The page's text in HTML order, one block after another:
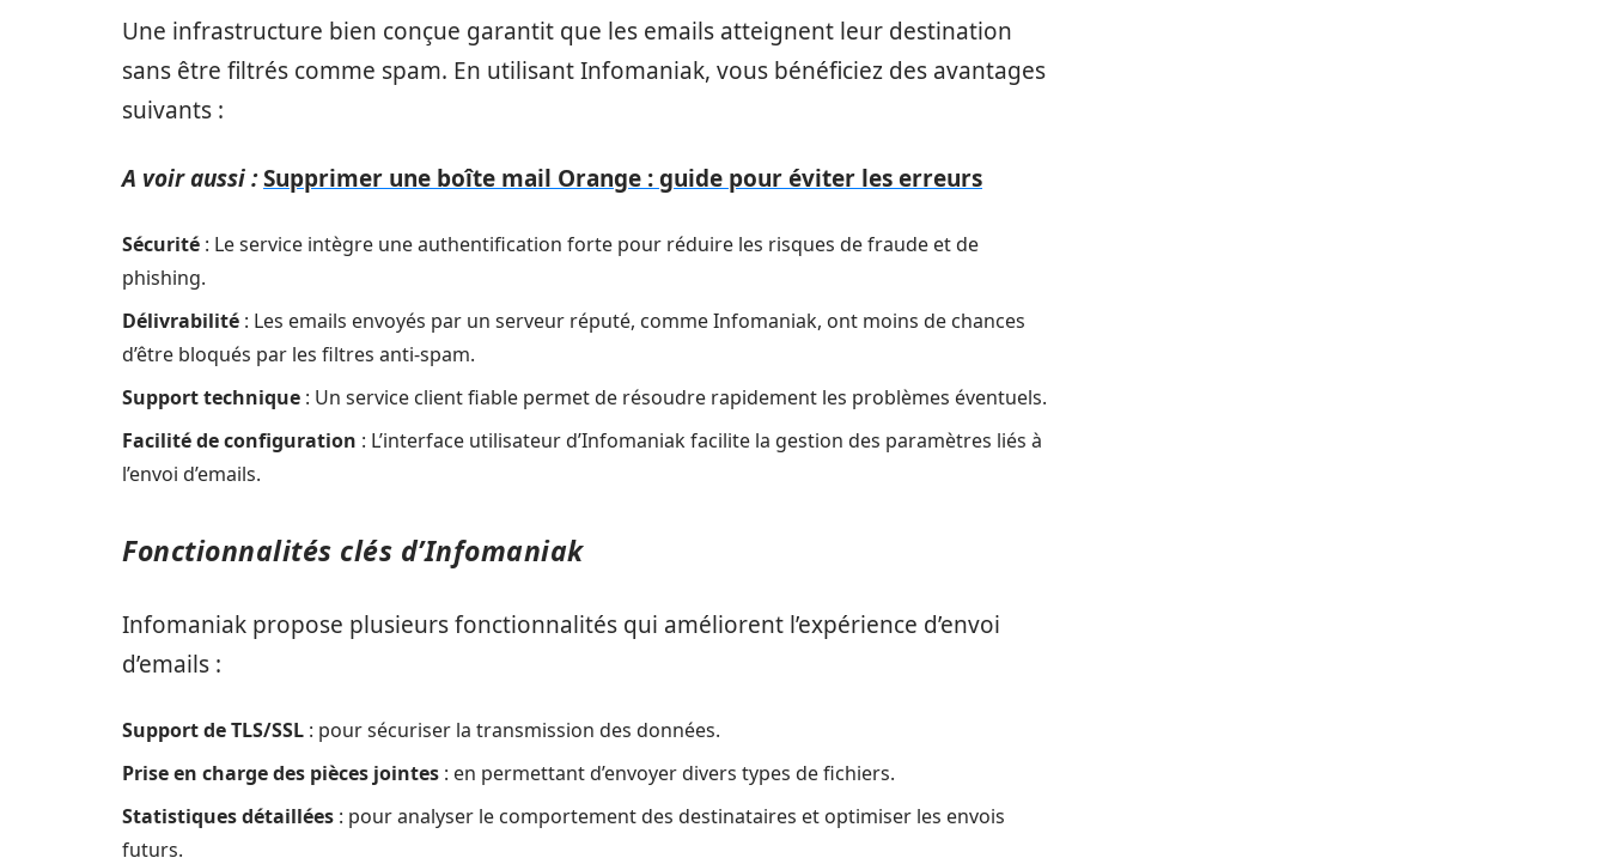
Une infrastructure bien conçue garantit que les emails atteignent leur destination
sans être filtrés comme spam. En utilisant Infomaniak, vous bénéficiez des avantages
suivants :
A voir aussi :Supprimer une boîte mail Orange : guide pour éviter les erreurs
Sécurité : Le service intègre une authentification forte pour réduire les risques de fraude et de
phishing.
Délivrabilité : Les emails envoyés par un serveur réputé, comme Infomaniak, ont moins de chances
d’être bloqués par les filtres anti-spam.
Support technique : Un service client fiable permet de résoudre rapidement les problèmes éventuels.
Facilité de configuration : L’interface utilisateur d’Infomaniak facilite la gestion des paramètres liés à
l’envoi d’emails.
Fonctionnalités clés d’Infomaniak
Infomaniak propose plusieurs fonctionnalités qui améliorent l’expérience d’envoi
d’emails :
Support de TLS/SSL : pour sécuriser la transmission des données.
Prise en charge des pièces jointes : en permettant d’envoyer divers types de fichiers.
Statistiques détaillées : pour analyser le comportement des destinataires et optimiser les envois
futurs.